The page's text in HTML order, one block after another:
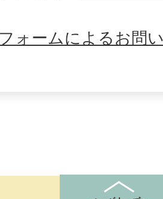
ォームによるお問